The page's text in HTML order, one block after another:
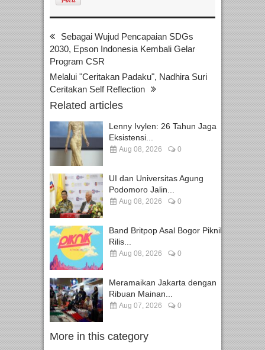
Sebagai Wujud Pencapaian SDGs
2030, Epson Indonesia Kembali Gelar
Program CSR
Melalui "Ceritakan Padaku", Nadhira Suri
Ceritakan Self Reflection
Related articles
Lenny Ivylen: 26 Tahun Jaga
Eksistensi...
Aug 08, 2026 0
UI dan Universitas Agung
Podomoro Jalin...
Aug 08, 2026 0
Band Britpop Asal Bogor Piknik
Rilis...
Aug 08, 2026 0
Meramaikan Jakarta dengan
Ribuan Mainan...
Aug 07, 2026 0
More in this category